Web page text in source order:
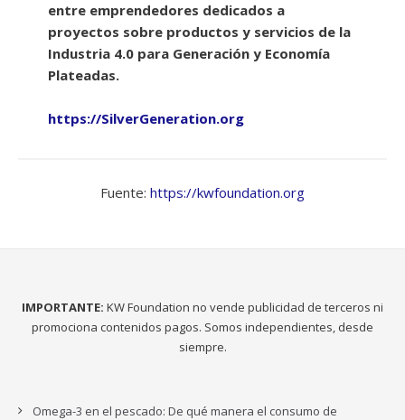
entre emprendedores dedicados a
proyectos sobre productos y servicios de la
Industria 4.0 para Generación y Economía
Plateadas.
https://SilverGeneration.org
Fuente: https://kwfoundation.org
IMPORTANTE: KW Foundation no vende publicidad de terceros ni
promociona contenidos pagos. Somos independientes, desde
siempre.
Omega-3 en el pescado: De qué manera el consumo de